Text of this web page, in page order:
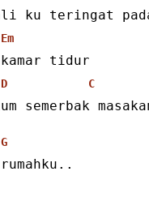
ku teringat pada
Em
tidur
D C
semerbak
G